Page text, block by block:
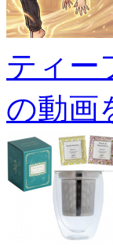
ティー
の動画